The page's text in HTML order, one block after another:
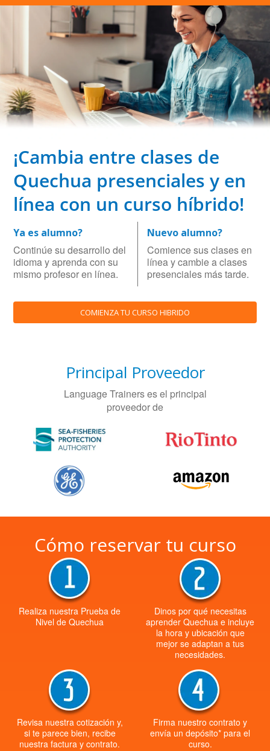
¡Cambia entre clases de
Quechua presenciales y en
línea con un curso híbrido!
Ya es alumno?
Continúe su desarrollo del
idioma y aprenda con su
mismo profesor en línea.
Nuevo alumno?
Comience sus clases en
línea y cambie a clases
presenciales más tarde.
COMIENZA TU CURSO HIBRIDO
Principal Proveedor
Language Trainers es el principal
proveedor de
Cómo reservar tu curso
Realiza nuestra Prueba de
Nivel de Quechua
Dinos por qué necesitas
aprender Quechua e incluye
la hora y ubicación que
mejor se adaptan a tus
necesidades.
Revisa nuestra cotización y,
si te parece bien, recibe
nuestra factura y contrato.
Firma nuestro contrato y
envía un depósito* para el
curso.